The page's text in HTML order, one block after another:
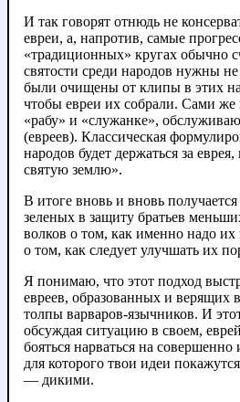
И так говорят отнюдь не
евреи, а, напротив, самые
«традиционных» кругах обычно
святости среди народов нужны
были очищены от клипы в этих
чтобы евреи их собрали. Сами
«рабу» и «служанке»,
(евреев). Классическая
народов будет держаться за
святую землю».
В итоге вновь и вновь
зеленых в защиту братьев
волков о том, как именно надо
о том, как следует улучшать их
Я понимаю, что этот подход
евреев, образованных и верящих
толпы варваров-язычников. И
обсуждая ситуацию в своем,
бояться нарваться на
для которого твои идеи
— дикими.